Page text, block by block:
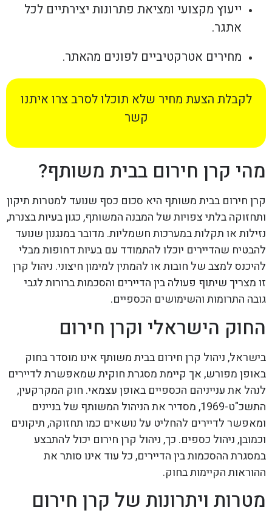
ייעוץ מקצועי ומציאת פתרונות יצירתיים לכל
אתגר.
מחירים אטרקטיביים לפונים מהאתר.
לקבלת הצעת מחיר שלא תוכלו לסרב צרו איתנו
קשר
מהי קרן חירום בבית משותף?
קרן חירום בבית משותף היא סכום כסף שנועד למטרות תיקון
ותחזוקה בלתי צפויות של המבנה המשותף, כגון בעיות בצנרת,
נזילות או תקלות במערכות חשמליות. מדובר במנגנון שנועד
להבטיח שהדיירים יוכלו להתמודד עם בעיות דחופות מבלי
להיכנס למצב של חובות או להמתין למימון חיצוני. ניהול קרן
זו מצריך שיתוף פעולה בין הדיירים והסכמות ברורות לגבי
גובה התרומות והשימושים הכספיים.
החוק הישראלי וקרן חירום
בישראל, ניהול קרן חירום בבית משותף אינו מוסדר בחוק
באופן מפורש, אך קיימת מסגרת חוקית שמאפשרת לדיירים
לנהל את ענייניהם הכספיים באופן עצמאי. חוק המקרקעין,
התשכ"ט-1969, מסדיר את הניהול המשותף של בניינים
ומאפשר לדיירים להחליט על נושאים כמו תחזוקה, תיקונים
וכמובן, ניהול כספים. כך, ניהול קרן חירום יכול להתבצע
במסגרת ההסכמות בין הדיירים, כל עוד אינו סותר את
ההוראות הקיימות בחוק.
מטרות ויתרונות של קרן חירום